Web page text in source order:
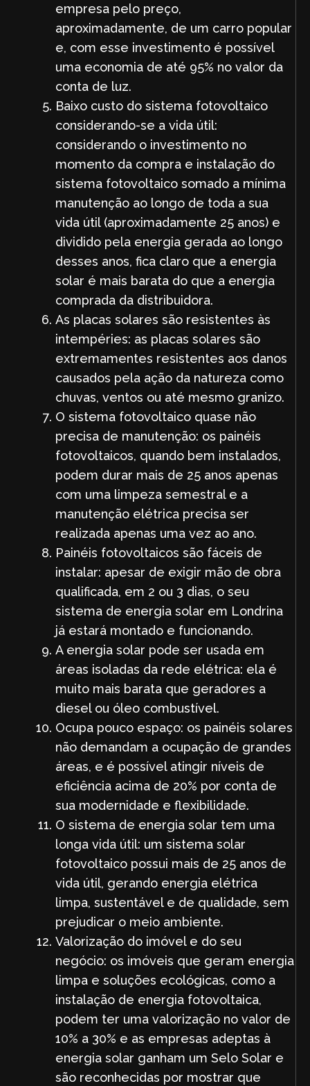
empresa pelo preço,
aproximadamente, de um carro popular
e, com esse investimento é possível
uma economia de até 95% no valor da
conta de luz.
Baixo custo do sistema fotovoltaico
considerando-se a vida útil:
considerando o investimento no
momento da compra e instalação do
sistema fotovoltaico somado a mínima
manutenção ao longo de toda a sua
vida útil (aproximadamente 25 anos) e
dividido pela energia gerada ao longo
desses anos, fica claro que a energia
solar é mais barata do que a energia
comprada da distribuidora.
As placas solares são resistentes às
intempéries: as placas solares são
extremamentes resistentes aos danos
causados pela ação da natureza como
chuvas, ventos ou até mesmo granizo.
O sistema fotovoltaico quase não
precisa de manutenção: os painéis
fotovoltaicos, quando bem instalados,
podem durar mais de 25 anos apenas
com uma limpeza semestral e a
manutenção elétrica precisa ser
realizada apenas uma vez ao ano.
Painéis fotovoltaicos são fáceis de
instalar: apesar de exigir mão de obra
qualificada, em 2 ou 3 dias, o seu
sistema de energia solar em Londrina
já estará montado e funcionando.
A energia solar pode ser usada em
áreas isoladas da rede elétrica: ela é
muito mais barata que geradores a
diesel ou óleo combustível.
Ocupa pouco espaço: os painéis solares
não demandam a ocupação de grandes
áreas, e é possível atingir níveis de
eficiência acima de 20% por conta de
sua modernidade e flexibilidade.
O sistema de energia solar tem uma
longa vida útil: um sistema solar
fotovoltaico possui mais de 25 anos de
vida útil, gerando energia elétrica
limpa, sustentável e de qualidade, sem
prejudicar o meio ambiente.
Valorização do imóvel e do seu
negócio: os imóveis que geram energia
limpa e soluções ecológicas, como a
instalação de energia fotovoltaica,
podem ter uma valorização no valor de
10% a 30% e as empresas adeptas à
energia solar ganham um Selo Solar e
são reconhecidas por mostrar que